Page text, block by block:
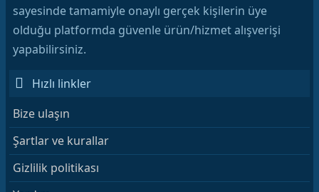
sayesinde tamamiyle onaylı gerçek kişilerin üye
olduğu platformda güvenle ürün/hizmet alışverişi
yapabilirsiniz.
Hızlı linkler
Bize ulaşın
Şartlar ve kurallar
Gizlilik politikası